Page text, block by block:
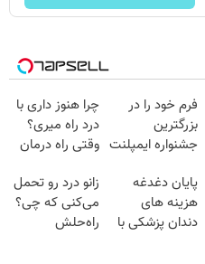
فرم خود را در
بزرگترین
جشنواره ایمپلنت
فقط ۲۵ میلیون
چرا هنوز داری با
درد راه میری؟
وقتی راه درمان
پایان دغدغه
هزینه های
دندان پزشکی با
زانو درد رو تحمل
می‌کنی که چی؟
راه‌حلش